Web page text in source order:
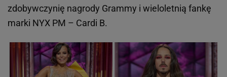
zdobywczynię nagrody Grammy i wieloletnią fankę
marki NYX PM – Cardi B.